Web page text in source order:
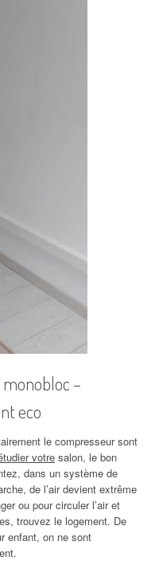
–
eco
le compresseur sont
votre salon, le bon
dans un système de
de l’air devient extrême
ou pour circuler l’air et
trouvez le logement. De
enfant, on ne sont